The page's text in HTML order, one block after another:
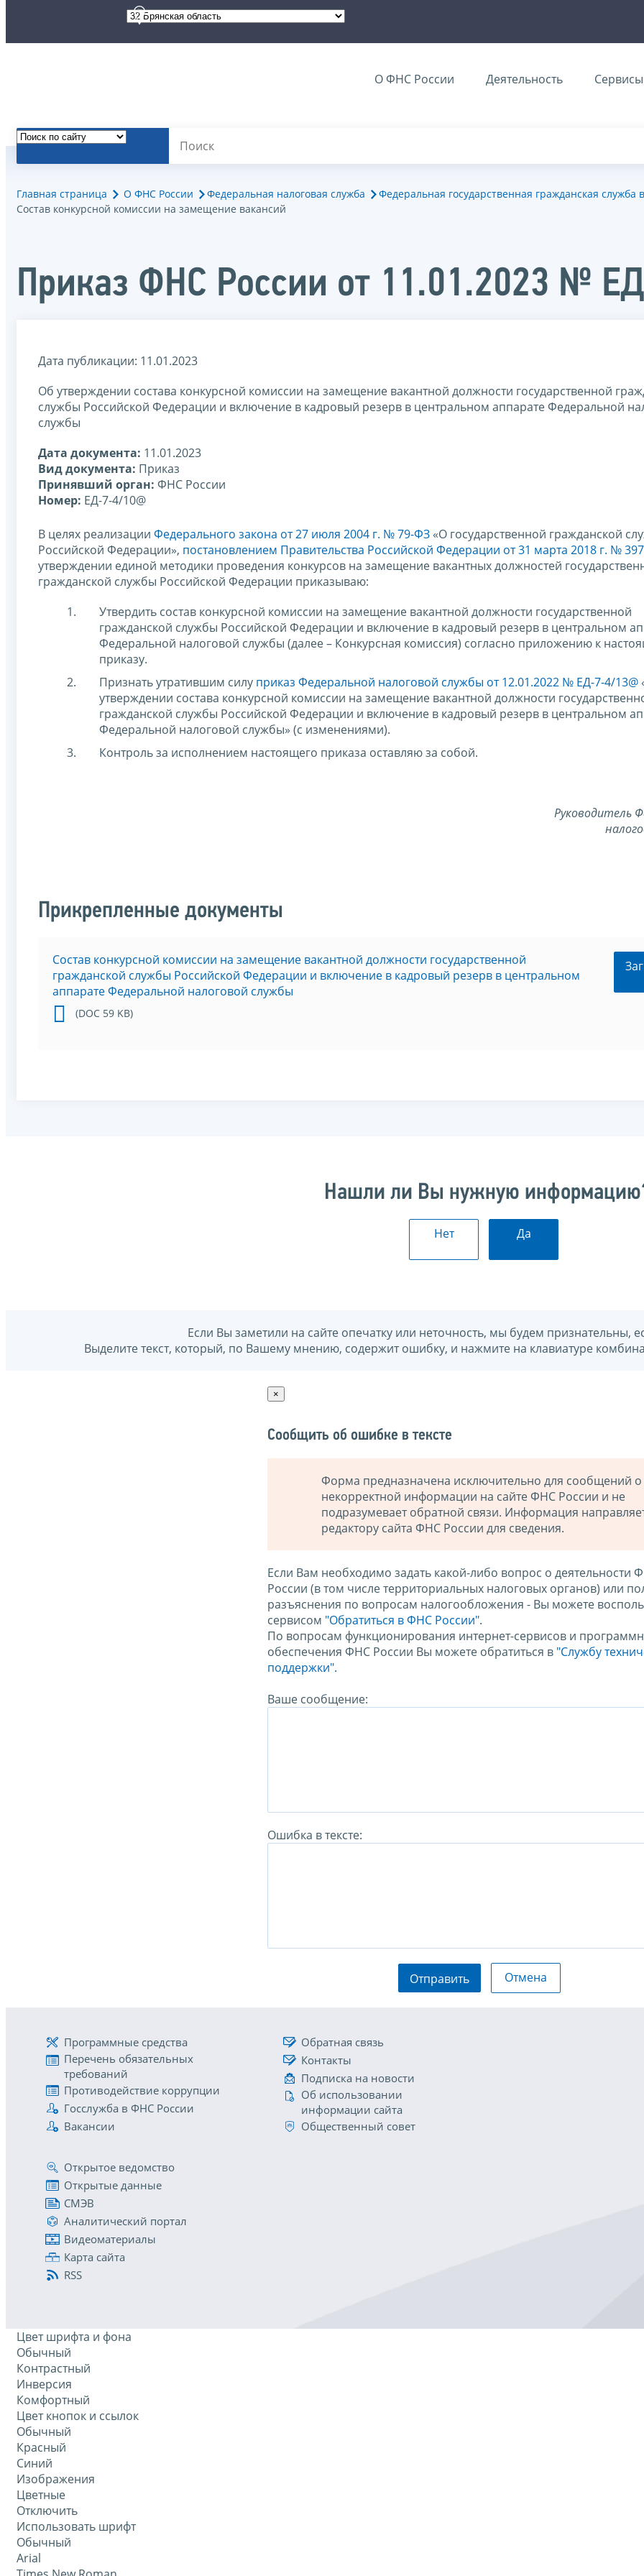
О ФНС России Деятельность Сервисы
Главная страница О ФНС России Федеральная налоговая служба
Федеральная государственная гражданская служба
Состав конкурсной комиссии на замещение вакансий
Приказ ФНС России от 11.01.2023 №
Дата публикации: 11.01.2023
Об утверждении состава конкурсной комиссии на замещение вакантной должности государственной
службы Российской Федерации и включение в кадровый резерв в центральном аппарате Федеральной
службы
Дата документа: 11.01.2023
Вид документа: Приказ
Принявший орган: ФНС России
Номер: ЕД-7-4/10@
В целях реализации Федерального закона от 27 июля 2004 г. № 79-ФЗ «О государственной гражданской
Российской Федерации», постановлением Правительства Российской Федерации от 31 марта 2018 г. № 397
утверждении единой методики проведения конкурсов на замещение вакантных должностей
гражданской службы Российской Федерации приказываю:
Утвердить состав конкурсной комиссии на замещение вакантной должности государственной
гражданской службы Российской Федерации и включение в кадровый резерв в центральном
Федеральной налоговой службы (далее – Конкурсная комиссия) согласно приложению к
приказу.
Признать утратившим силу приказ Федеральной налоговой службы от 12.01.2022 № ЕД-7-4/13@
утверждении состава конкурсной комиссии на замещение вакантной должности
гражданской службы Российской Федерации и включение в кадровый резерв в центральном
Федеральной налоговой службы» (с изменениями).
Контроль за исполнением настоящего приказа оставляю за собой.
Руководитель
Прикрепленные документы
Состав конкурсной комиссии на замещение вакантной должности государственной
гражданской службы Российской Федерации и включение в кадровый резерв в центральном
аппарате Федеральной налоговой службы
(DOC 59 KB)
Нашли ли Вы нужную
Нет Да
Если Вы заметили на сайте опечатку или неточность, мы будем признательны,
Выделите текст, который, по Вашему мнению, содержит ошибку, и нажмите на клавиатуре
×
Сообщить об ошибке в тексте
Форма предназначена исключительно для сообщений о
некорректной информации на сайте ФНС России и не
подразумевает обратной связи. Информация
редактору сайта ФНС России для сведения.
Если Вам необходимо задать какой-либо вопрос о деятельности
России (в том числе территориальных налоговых органов) или
разъяснения по вопросам налогообложения - Вы можете
сервисом "Обратиться в ФНС России".
По вопросам функционирования интернет-сервисов и
обеспечения ФНС России Вы можете обратиться в "Службу
поддержки".
Ваше сообщение:
Ошибка в тексте:
Отправить Отмена
Программные средства
Перечень обязательных
требований
Противодействие коррупции
Госслужба в ФНС России
Вакансии
Обратная связь
Контакты
Подписка на новости
Об использовании
информации сайта
Общественный совет
Открытое ведомство
Открытые данные
СМЭВ
Аналитический портал
Видеоматериалы
Карта сайта
RSS
Цвет шрифта и фона
Обычный
Контрастный
Инверсия
Комфортный
Цвет кнопок и ссылок
Обычный
Красный
Синий
Изображения
Цветные
Отключить
Использовать шрифт
Обычный
Arial